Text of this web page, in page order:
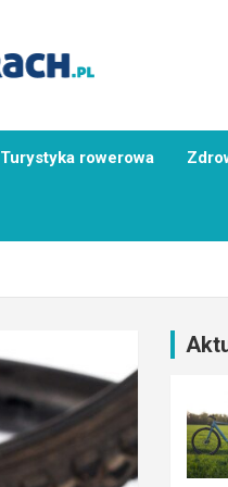
Turystyka rowerowa